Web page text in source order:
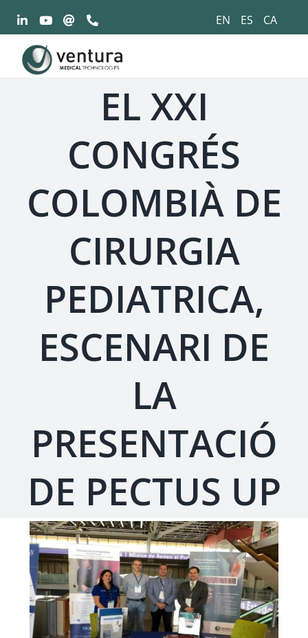
contingut
EN ES CA
EL XXI
CONGRÉS
COLOMBIÀ DE
CIRURGIA
PEDIATRICA,
ESCENARI DE
LA
PRESENTACIÓ
DE PECTUS UP